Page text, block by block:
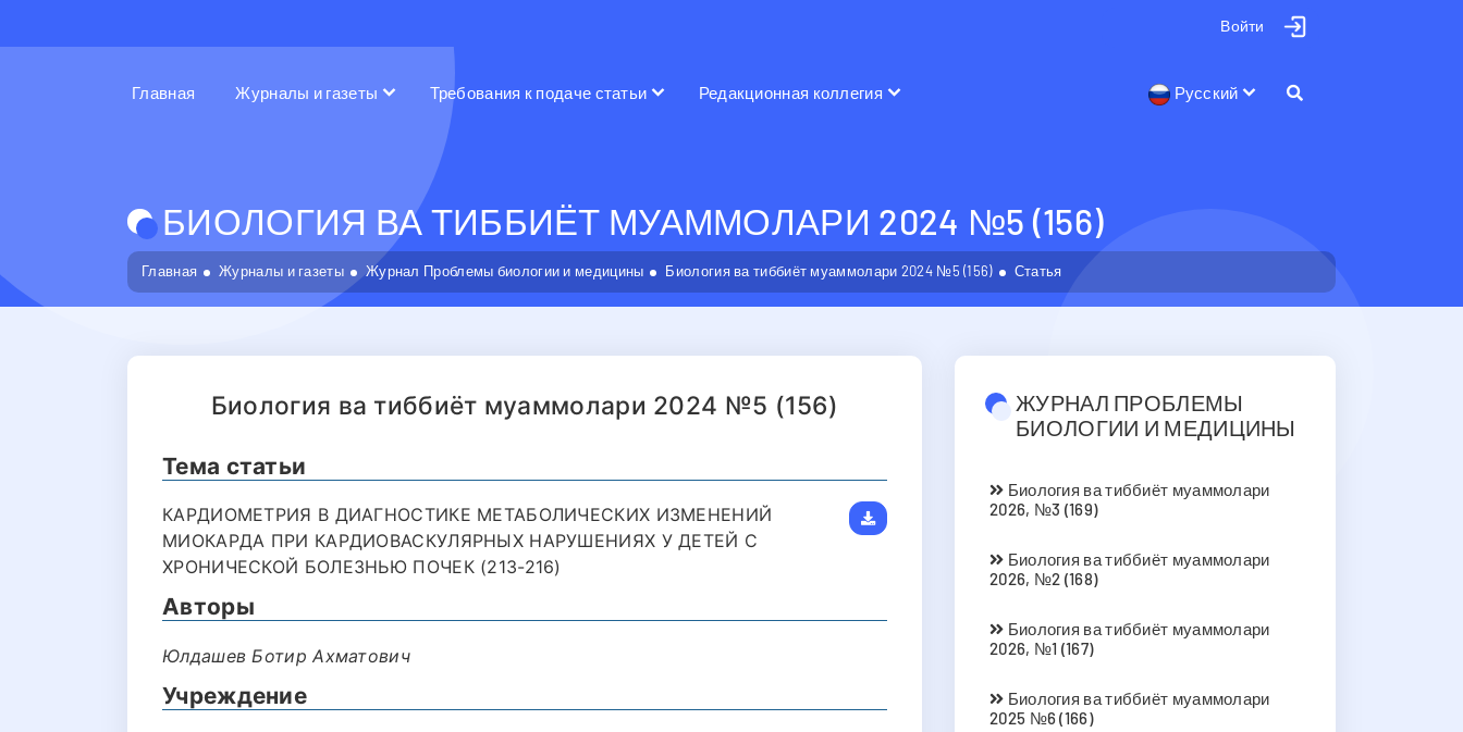
Войти
Главная Журналы и газеты Требования к подаче статьи Редакционная коллегия Русский
БИОЛОГИЯ ВА ТИББИЁТ МУАММОЛАРИ 2024 №5 (156)
Главная Журналы и газеты Журнал Проблемы биологии и медицины Биология ва тиббиёт муаммолари 2024 №5 (156) Статья
Биология ва тиббиёт муаммолари 2024 №5 (156)
Тема статьи
КАРДИОМЕТРИЯ В ДИАГНОСТИКЕ МЕТАБОЛИЧЕСКИХ ИЗМЕНЕНИЙ
МИОКАРДА ПРИ КАРДИОВАСКУЛЯРНЫХ НАРУШЕНИЯХ У ДЕТЕЙ С
ХРОНИЧЕСКОЙ БОЛЕЗНЬЮ ПОЧЕК (213-216)
Авторы
Юлдашев Ботир Ахматович
Учреждение
ЖУРНАЛ ПРОБЛЕМЫ
БИОЛОГИИ И МЕДИЦИНЫ
Биология ва тиббиёт муаммолари
2026, №3 (169)
Биология ва тиббиёт муаммолари
2026, №2 (168)
Биология ва тиббиёт муаммолари
2026, №1 (167)
Биология ва тиббиёт муаммолари
2025 №6 (166)